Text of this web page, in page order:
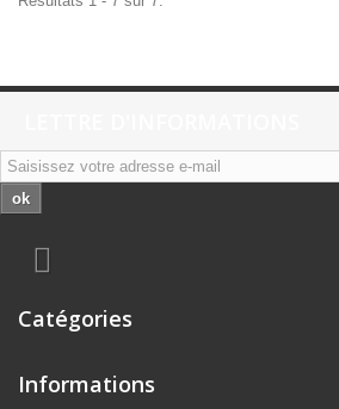
ok
Catégories
Informations